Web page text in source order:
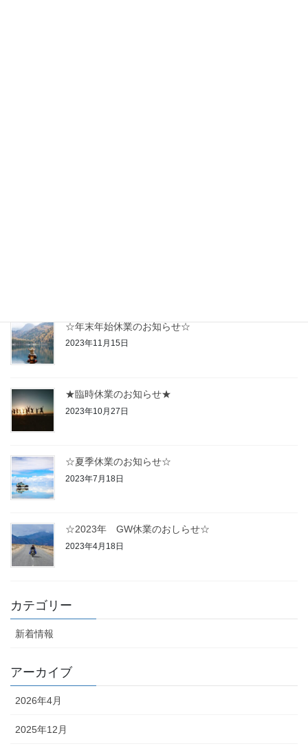
☆年末年始休業のお知らせ☆
2023年11月15日
★臨時休業のお知らせ★
2023年10月27日
☆夏季休業のお知らせ☆
2023年7月18日
☆2023年 GW休業のおしらせ☆
2023年4月18日
カテゴリー
新着情報
アーカイブ
2026年4月
2025年12月